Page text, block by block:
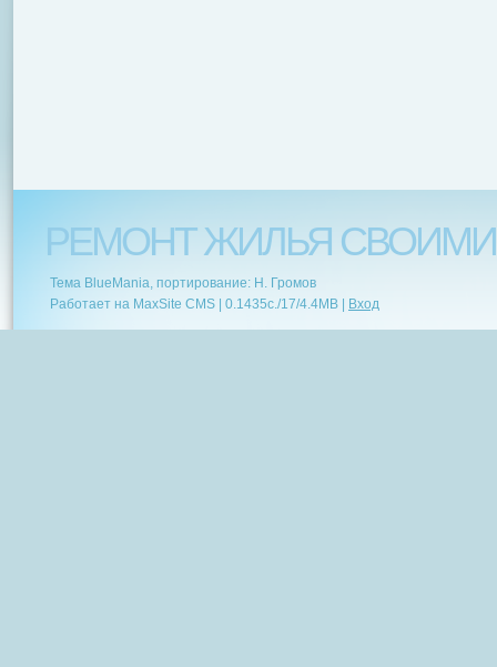
РЕМОНТ ЖИЛЬЯ
Тема BlueMania, портирование: Н. Громов
Работает на MaxSite CMS | 0.1435c./17/4.4MB | Вход